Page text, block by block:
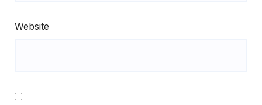
Website